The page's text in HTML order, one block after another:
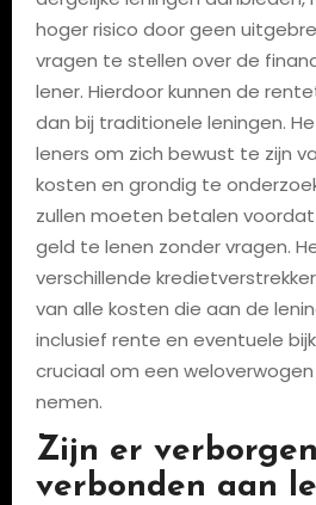
hoger risico door geen
vragen te stellen over de
lener. Hierdoor kunnen de
dan bij traditionele leningen.
leners om zich bewust te zijn
kosten en grondig te
zullen moeten betalen
geld te lenen zonder vragen.
verschillende
van alle kosten die aan de
inclusief rente en eventuele
cruciaal om een
nemen.
Zijn er
verbonden aan